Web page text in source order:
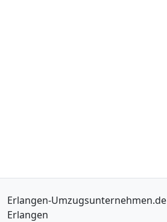
Erlangen-Umzugsunternehmen.de
Erlangen